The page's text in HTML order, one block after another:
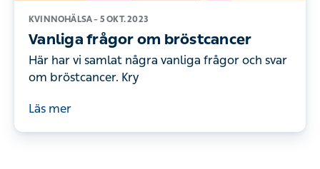
Läs mer